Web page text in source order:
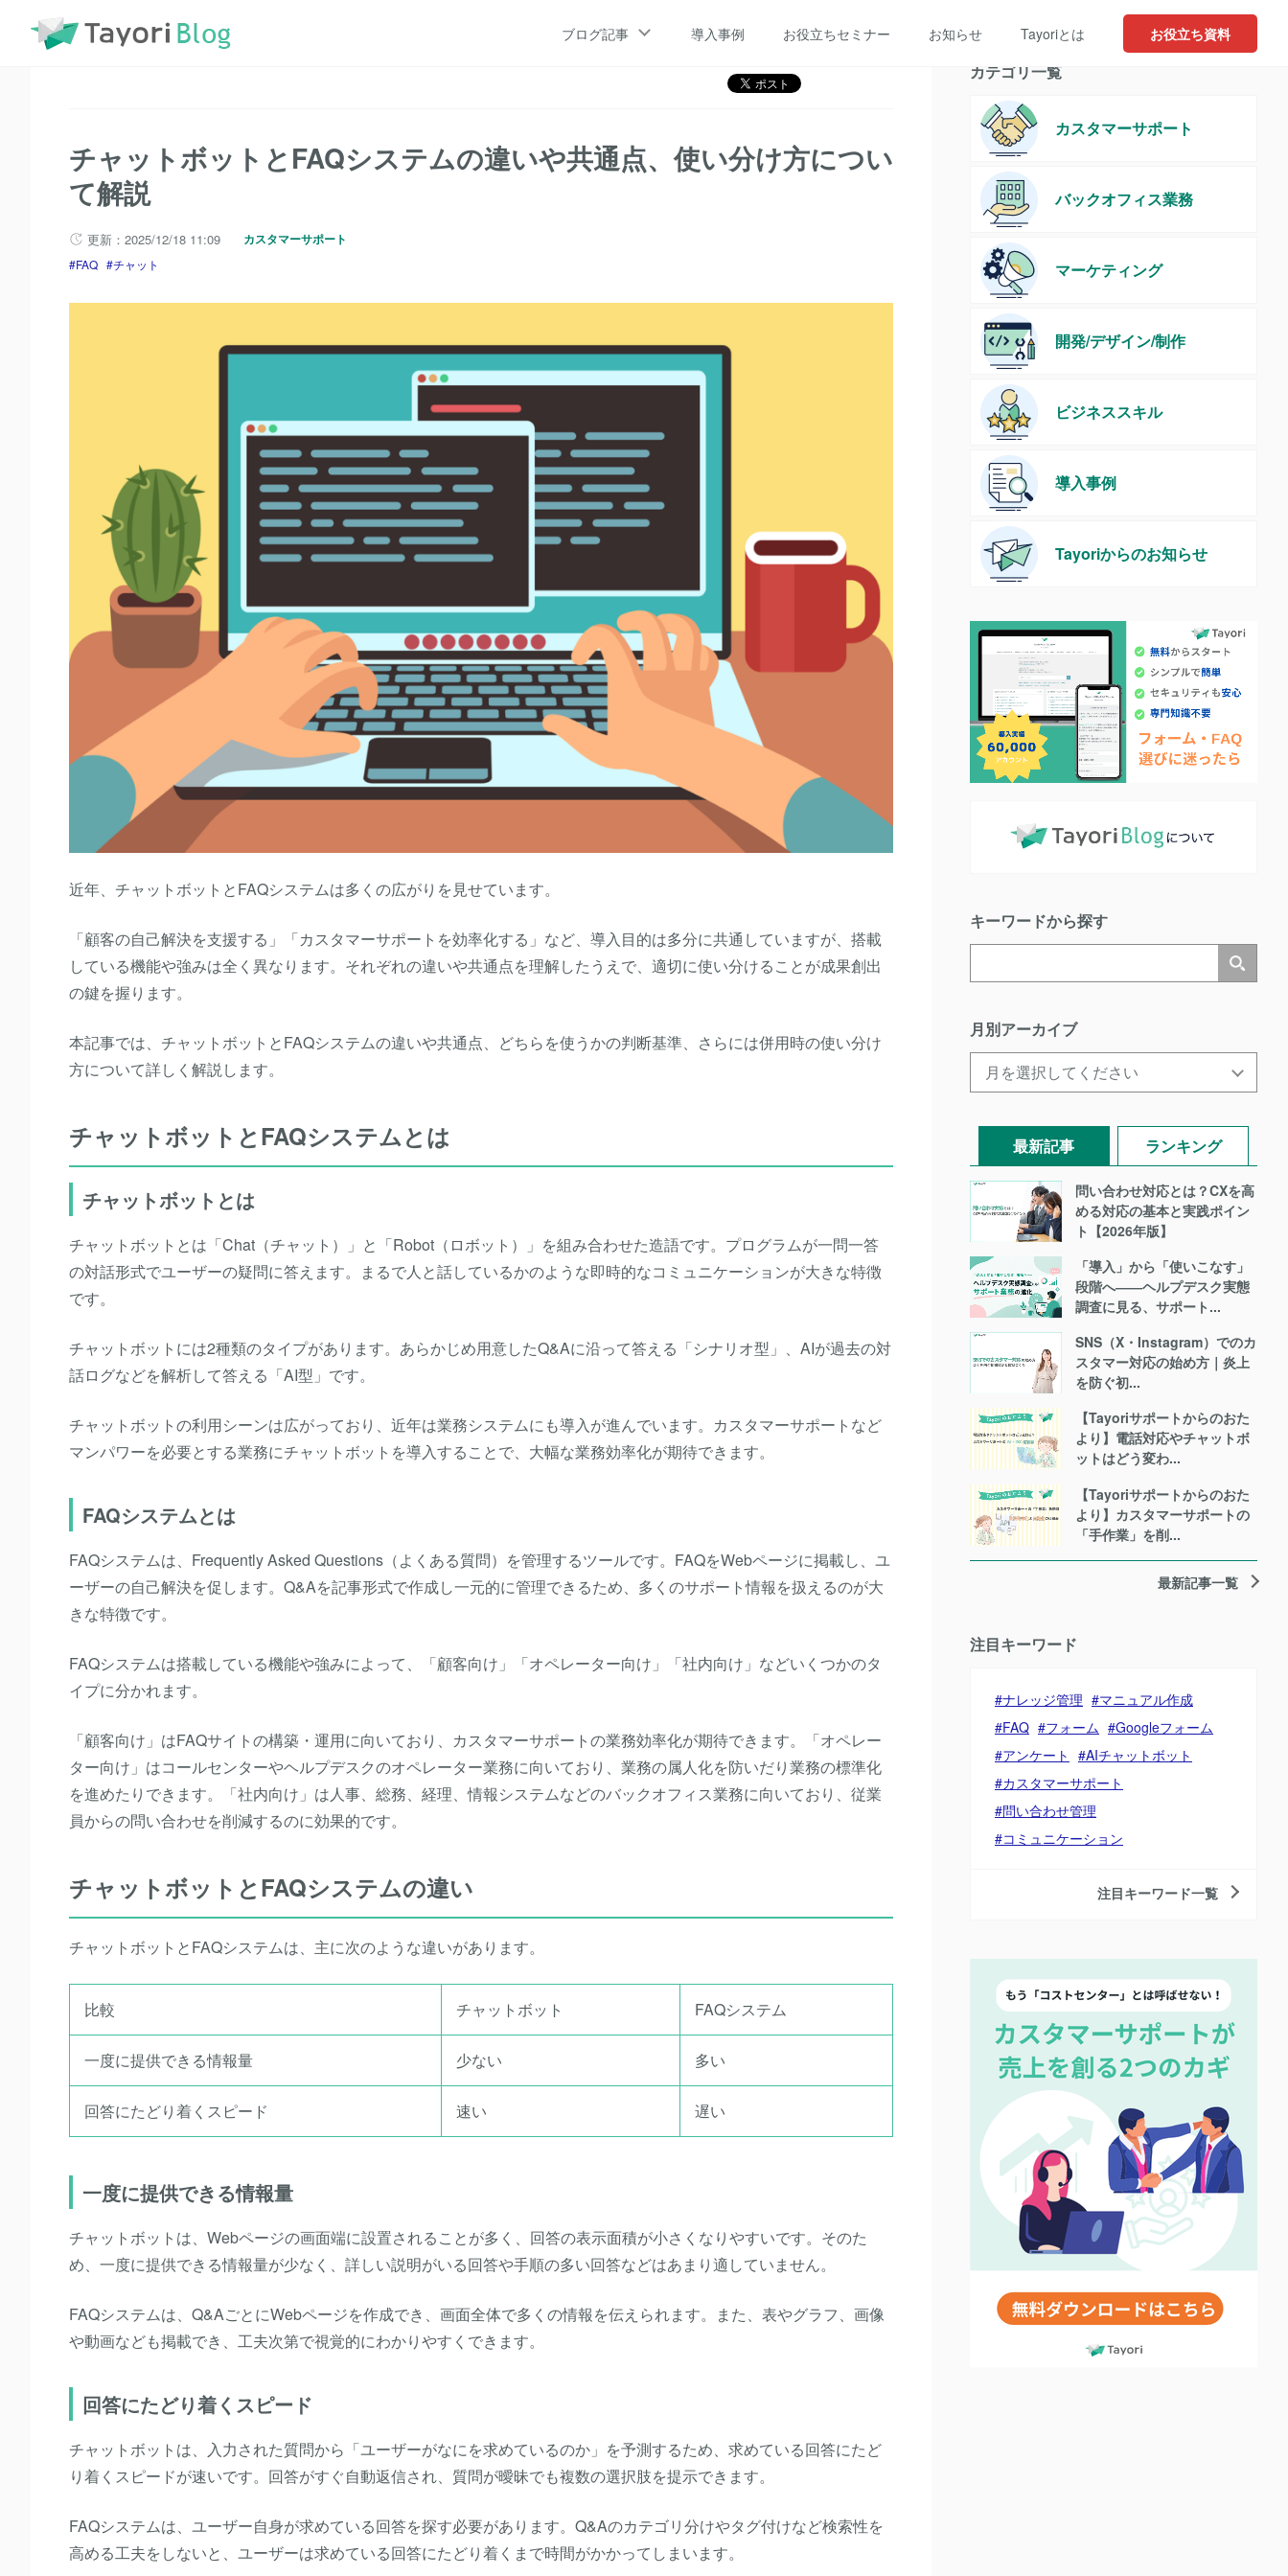
ブログ記事 導入事例 お役立ちセミナー お知らせ Tayoriとは お役立ち資料
TayoriBlog 記事一覧 FAQ チャットボットとFAQシステムの違いや共通点、使い分け方について解説
チャットボットとFAQシステムの違いや共通点、使い分け方につい
て解説
更新：2025/12/18 11:09 カスタマーサポート
FAQ チャット
近年、チャットボットとFAQシステムは多くの広がりを見せています。
「顧客の自己解決を支援する」「カスタマーサポートを効率化する」など、導入目的は多分に共通していますが、搭載
している機能や強みは全く異なります。それぞれの違いや共通点を理解したうえで、適切に使い分けることが成果創出
の鍵を握ります。
本記事では、チャットボットとFAQシステムの違いや共通点、どちらを使うかの判断基準、さらには併用時の使い分け
方について詳しく解説します。
チャットボットとFAQシステムとは
チャットボットとは
チャットボットとは「Chat（チャット）」と「Robot（ロボット）」を組み合わせた造語です。プログラムが一問一答
の対話形式でユーザーの疑問に答えます。まるで人と話しているかのような即時的なコミュニケーションが大きな特徴
です。
チャットボットには2種類のタイプがあります。あらかじめ用意したQ&Aに沿って答える「シナリオ型」、AIが過去の対
話ログなどを解析して答える「AI型」です。
チャットボットの利用シーンは広がっており、近年は業務システムにも導入が進んでいます。カスタマーサポートなど
マンパワーを必要とする業務にチャットボットを導入することで、大幅な業務効率化が期待できます。
FAQシステムとは
FAQシステムは、Frequently Asked Questions（よくある質問）を管理するツールです。FAQをWebページに掲載し、ユ
ーザーの自己解決を促します。Q&Aを記事形式で作成し一元的に管理できるため、多くのサポート情報を扱えるのが大
きな特徴です。
FAQシステムは搭載している機能や強みによって、「顧客向け」「オペレーター向け」「社内向け」などいくつかのタ
イプに分かれます。
「顧客向け」はFAQサイトの構築・運用に向いており、カスタマーサポートの業務効率化が期待できます。「オペレー
ター向け」はコールセンターやヘルプデスクのオペレーター業務に向いており、業務の属人化を防いだり業務の標準化
を進めたりできます。「社内向け」は人事、総務、経理、情報システムなどのバックオフィス業務に向いており、従業
員からの問い合わせを削減するのに効果的です。
チャットボットとFAQシステムの違い
チャットボットとFAQシステムは、主に次のような違いがあります。
比較 チャットボット FAQシステム
一度に提供できる情報量 少ない 多い
回答にたどり着くスピード 速い 遅い
一度に提供できる情報量
チャットボットは、Webページの画面端に設置されることが多く、回答の表示面積が小さくなりやすいです。そのた
め、一度に提供できる情報量が少なく、詳しい説明がいる回答や手順の多い回答などはあまり適していません。
FAQシステムは、Q&AごとにWebページを作成でき、画面全体で多くの情報を伝えられます。また、表やグラフ、画像
や動画なども掲載でき、工夫次第で視覚的にわかりやすくできます。
回答にたどり着くスピード
チャットボットは、入力された質問から「ユーザーがなにを求めているのか」を予測するため、求めている回答にたど
り着くスピードが速いです。回答がすぐ自動返信され、質問が曖昧でも複数の選択肢を提示できます。
FAQシステムは、ユーザー自身が求めている回答を探す必要があります。Q&Aのカテゴリ分けやタグ付けなど検索性を
高める工夫をしないと、ユーザーは求めている回答にたどり着くまで時間がかかってしまいます。
カテゴリ一覧
カスタマーサポート
バックオフィス業務
マーケティング
開発/デザイン/制作
ビジネススキル
導入事例
Tayoriからのお知らせ
キーワードから探す
月別アーカイブ
最新記事 ランキング
問い合わせ対応とは？CXを高
める対応の基本と実践ポイン
ト【2026年版】
「導入」から「使いこなす」
段階へ――ヘルプデスク実態
調査に見る、サポート...
SNS（X・Instagram）でのカ
スタマー対応の始め方｜炎上
を防ぐ初...
【Tayoriサポートからのおた
より】電話対応やチャットボ
ットはどう変わ...
【Tayoriサポートからのおた
より】カスタマーサポートの
「手作業」を削...
最新記事一覧
注目キーワード
ナレッジ管理
マニュアル作成
FAQ
フォーム
Googleフォーム
アンケート
AIチャットボット
カスタマーサポート
問い合わせ管理
コミュニケーション
注目キーワード一覧